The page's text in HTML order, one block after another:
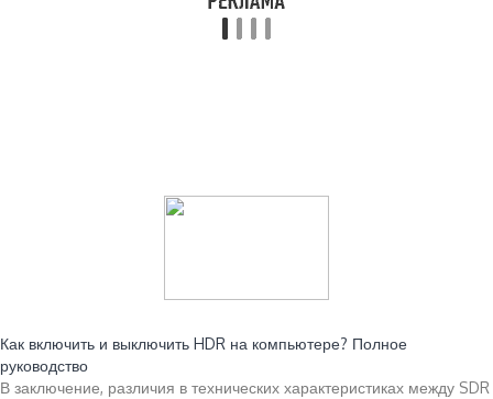
Как включить и выключить HDR на компьютере? Полное
руководство
В заключение, различия в технических характеристиках между SDR